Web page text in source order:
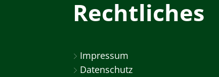
Rechtliches
Impressum
Datenschutz